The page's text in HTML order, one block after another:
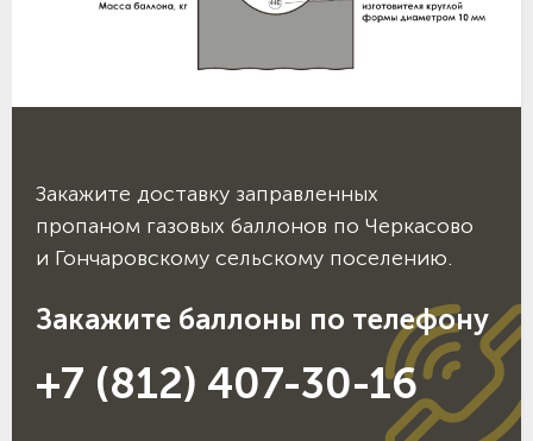
Закажите доставку заправленных
пропаном газовых баллонов по Черкасово
и Гончаровскому сельскому поселению.
Закажите баллоны по телефону
+7 (812) 407-30-16